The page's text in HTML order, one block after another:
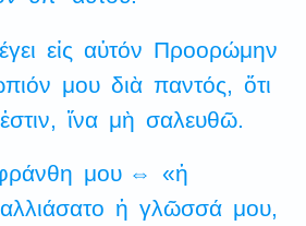
εἰς αὐτόν Προορώμην
μου διὰ παντός,
ὅτι
ἐστιν, ἵνα μὴ σαλευθῶ.
μου ⇔
«ἡ
ἡ γλῶσσά μου,